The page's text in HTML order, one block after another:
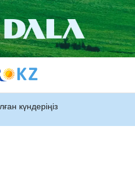
күндеріңіз